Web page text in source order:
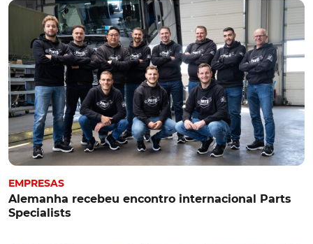
EMPRESAS
Alemanha recebeu encontro internacional Parts
Specialists